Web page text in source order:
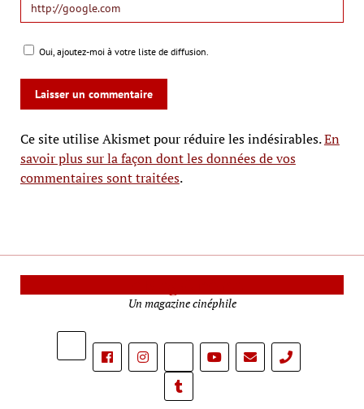
Oui, ajoutez-moi à votre liste de diffusion.
Ce site utilise Akismet pour réduire les indésirables.En
savoir plus sur la façon dont les données de vos
commentaires sont traitées.
Un magazine cinéphile
phone